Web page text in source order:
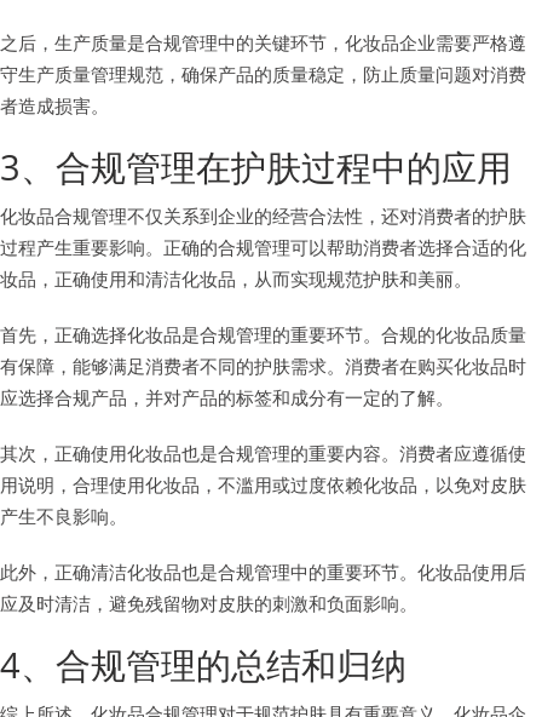
之后，生产质量是合规管理中的关键环节，化妆品企业需要严格遵
守生产质量管理规范，确保产品的质量稳定，防止质量问题对消费
者造成损害。
3、合规管理在护肤过程中的应用
化妆品合规管理不仅关系到企业的经营合法性，还对消费者的护肤
过程产生重要影响。正确的合规管理可以帮助消费者选择合适的化
妆品，正确使用和清洁化妆品，从而实现规范护肤和美丽。
首先，正确选择化妆品是合规管理的重要环节。合规的化妆品质量
有保障，能够满足消费者不同的护肤需求。消费者在购买化妆品时
应选择合规产品，并对产品的标签和成分有一定的了解。
其次，正确使用化妆品也是合规管理的重要内容。消费者应遵循使
用说明，合理使用化妆品，不滥用或过度依赖化妆品，以免对皮肤
产生不良影响。
此外，正确清洁化妆品也是合规管理中的重要环节。化妆品使用后
应及时清洁，避免残留物对皮肤的刺激和负面影响。
4、合规管理的总结和归纳